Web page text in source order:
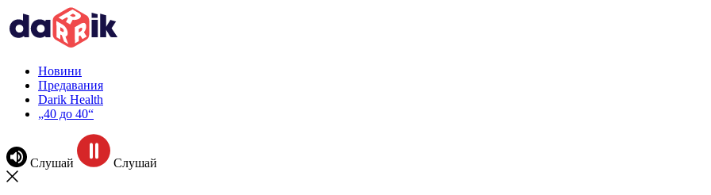
Новини
Предавания
Darik Health
„40 до 40“
Слушай Слушай